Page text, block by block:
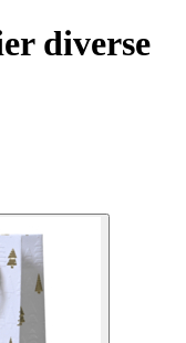
diverse